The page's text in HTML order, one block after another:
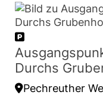
Durchs
Pechreuther